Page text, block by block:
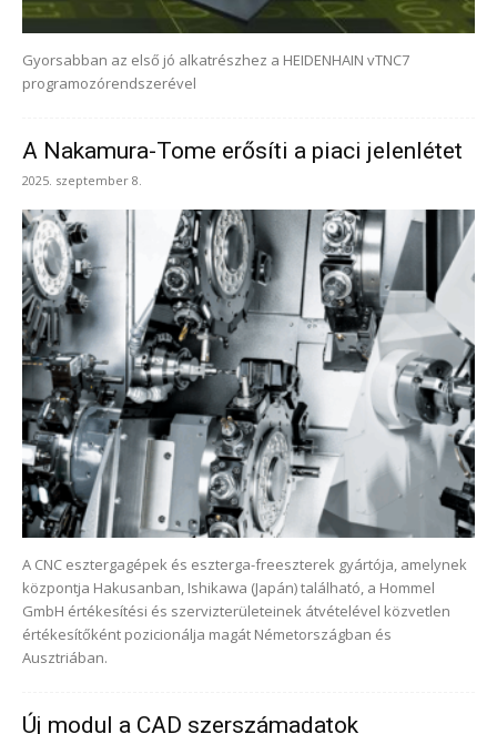
Gyorsabban az első jó alkatrészhez a HEIDENHAIN vTNC7
programozórendszerével
A Nakamura-Tome erősíti a piaci jelenlétet
2025. szeptember 8.
A CNC esztergagépek és eszterga-freeszterek gyártója, amelynek
központja Hakusanban, Ishikawa (Japán) található, a Hommel
GmbH értékesítési és szervizterületeinek átvételével közvetlen
értékesítőként pozicionálja magát Németországban és
Ausztriában.
Új modul a CAD szerszámadatok